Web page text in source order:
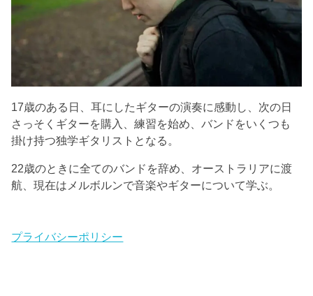
17歳のある日、耳にしたギターの演奏に感動し、次の日
さっそくギターを購入、練習を始め、バンドをいくつも
掛け持つ独学ギタリストとなる。
22歳のときに全てのバンドを辞め、オーストラリアに渡
航、現在はメルボルンで音楽やギターについて学ぶ。
プライバシーポリシー